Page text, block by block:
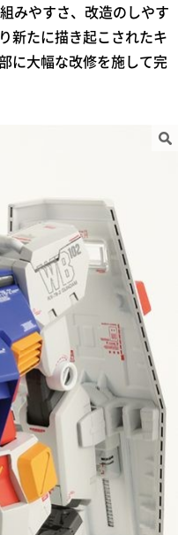
みやすさ、改造のしやす
新たに描き起こされたキ
に大幅な改修を施して完